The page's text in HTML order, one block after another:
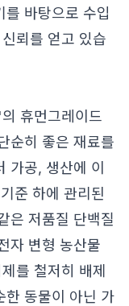
바탕으로 수입
뢰를 얻고 있습
휴먼그레이드
순히 좋은 재료를
가공, 생산에 이
준 하에 관리된
은 저품질 단백질
자 변형 농산물
를 철저히 배제
한 동물이 아닌 가